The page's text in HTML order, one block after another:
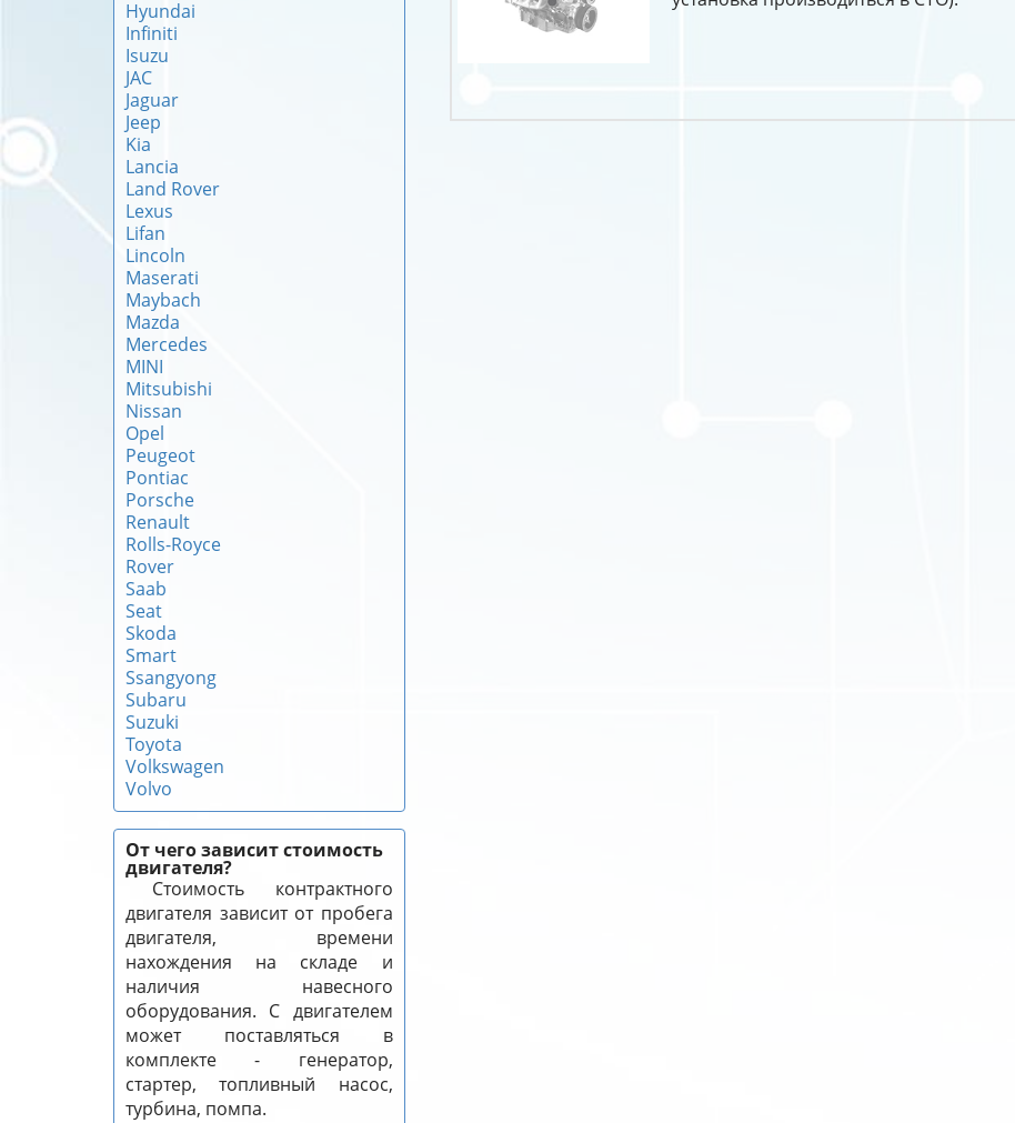
Hyundai
Infiniti
Isuzu
JAC
Jaguar
Jeep
Kia
Lancia
Land Rover
Lexus
Lifan
Lincoln
Maserati
Maybach
Mazda
Mercedes
MINI
Mitsubishi
Nissan
Opel
Peugeot
Pontiac
Porsche
Renault
Rolls-Royce
Rover
Saab
Seat
Skoda
Smart
Ssangyong
Subaru
Suzuki
Toyota
Volkswagen
Volvo
От чего зависит стоимость
двигателя?
Стоимость контрактного
двигателя зависит от пробега
двигателя, времени
нахождения на складе и
наличия навесного
оборудования. С двигателем
может поставляться в
комплекте - генератор,
стартер, топливный насос,
турбина, помпа.